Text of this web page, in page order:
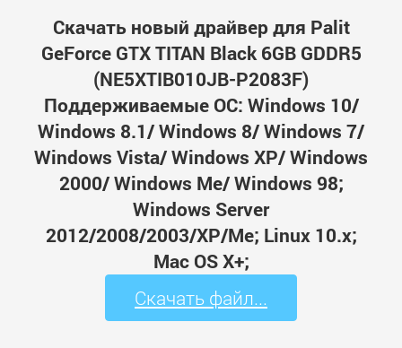
Скачать новый драйвер для Palit
GeForce GTX TITAN Black 6GB GDDR5
(NE5XTIB010JB-P2083F)
Поддерживаемые ОС: Windows 10/
Windows 8.1/ Windows 8/ Windows 7/
Windows Vista/ Windows XP/ Windows
2000/ Windows Me/ Windows 98;
Windows Server
2012/2008/2003/XP/Me; Linux 10.x;
Mac OS X+;
Скачать файл...